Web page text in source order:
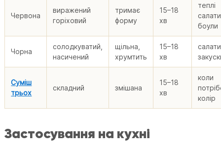
Червона
виражений
горіховий
тримає
форму
15–18
хв
теплі
боули
Чорна
солодкуватий,
насичений
щільна,
хрумтить
15–18
хв
Суміш
трьох
складний змішана
15–18
хв
коли
колір
Застосування на кухні